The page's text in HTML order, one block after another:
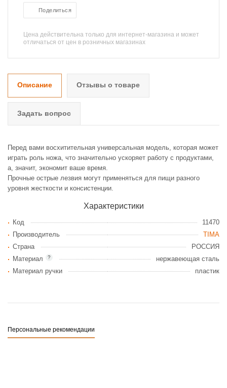
Поделиться
Цена действительна только для интернет-магазина и может
отличаться от цен в розничных магазинах
Описание Отзывы о товаре
Задать вопрос
Перед вами восхитительная универсальная модель, которая может
играть роль ножа, что значительно ускоряет работу с продуктами,
а, значит, экономит ваше время.
Прочные острые лезвия могут применяться для пищи разного
уровня жесткости и консистенции.
Характеристики
Код
11470
Производитель
TIMA
Страна
РОССИЯ
?
Материал
нержавеющая сталь
Материал ручки
пластик
Персональные рекомендации